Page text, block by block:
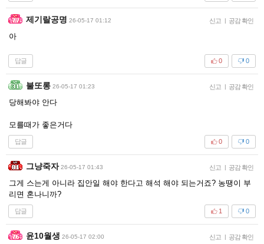
제기랄공명 26-05-17 01:12 신고 | 공감 확인
아
답글 0
0
불또롱 26-05-17 01:23 신고 | 공감 확인
당해봐야 안다
모를때가 좋은거다
답글 0
0
그냥죽자 26-05-17 01:43 신고 | 공감 확인
그게 스는게 아니라 집안일 해야 한다고 해석 해야 되는거죠? 농땡이 부
리면 혼나니까?
답글 0
1
윤10월생 26-05-17 02:00 신고 | 공감 확인